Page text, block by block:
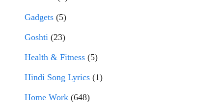
Gadgets (5)
Goshti (23)
Health & Fitness (5)
Hindi Song Lyrics (1)
Home Work (648)